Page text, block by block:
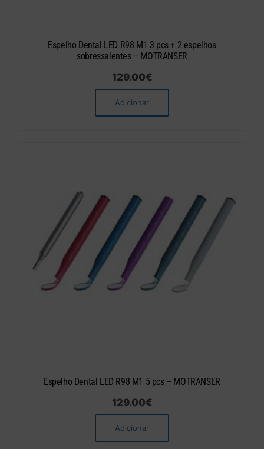
Espelho Dental LED R98 M1 3 pcs + 2 espelhos
sobressalentes – MOTRANSER
129.00€
Adicionar
Espelho Dental LED R98 M1 5 pcs – MOTRANSER
129.00€
Adicionar